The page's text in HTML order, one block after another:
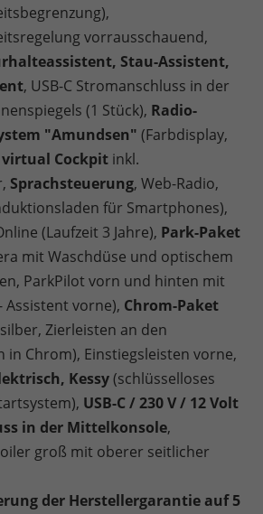
vorrausschauend,
Stau-Assistent,
, USB-C Stromanschluss in der
(1 Stück), Radio-
"Amundsen" (Farbdisplay,
virtual Cockpit inkl.
Sprachsteuerung, Web-Radio,
für Smartphones),
(Laufzeit 3 Jahre), Park-Paket
mit Waschdüse und optischem
ParkPilot vorn und hinten mit
Assistent vorne), Chrom-Paket
Zierleisten an den
in Chrom), Einstiegsleisten vorne,
Kessy(schlüsselloses
USB-C / 230 V / 12 Volt
in der Mittelkonsole,
groß mit oberer seitlicher
der Herstellergarantie auf 5